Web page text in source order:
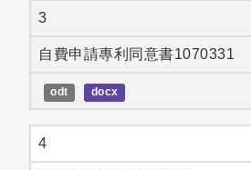
3
自費申請專利同意書1070331
odt docx
4